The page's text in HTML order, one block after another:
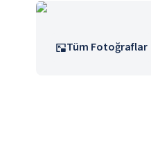
Tüm Fotoğraflar